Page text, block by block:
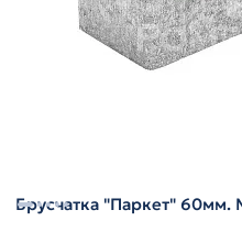
Брусчатка "Паркет" 60мм.